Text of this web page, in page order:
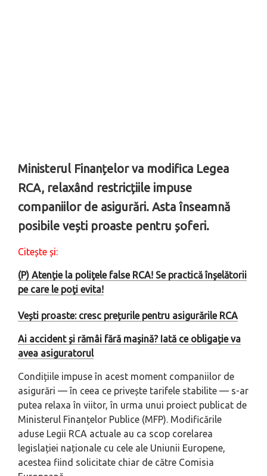
Ministerul Finanțelor va modifica Legea
RCA, relaxând restricțiile impuse
companiilor de asigurări. Asta înseamnă
posibile vești proaste pentru șoferi.
Citește și:
(P) Atenţie la poliţele false RCA! Se practică înşelătorii
pe care le poţi evita!
Vești proaste: cresc prețurile pentru asigurările RCA
Ai accident și rămâi fără mașină? Iată ce obligație va
avea asiguratorul
Condițiile impuse în acest moment companiilor de
asigurări — în ceea ce privește tarifele stabilite — s-ar
putea relaxa în viitor, în urma unui proiect publicat de
Ministerul Finanțelor Publice (MFP). Modificările
aduse Legii RCA actuale au ca scop corelarea
legislației naționale cu cele ale Uniunii Europene,
acestea fiind solicitate chiar de către Comisia